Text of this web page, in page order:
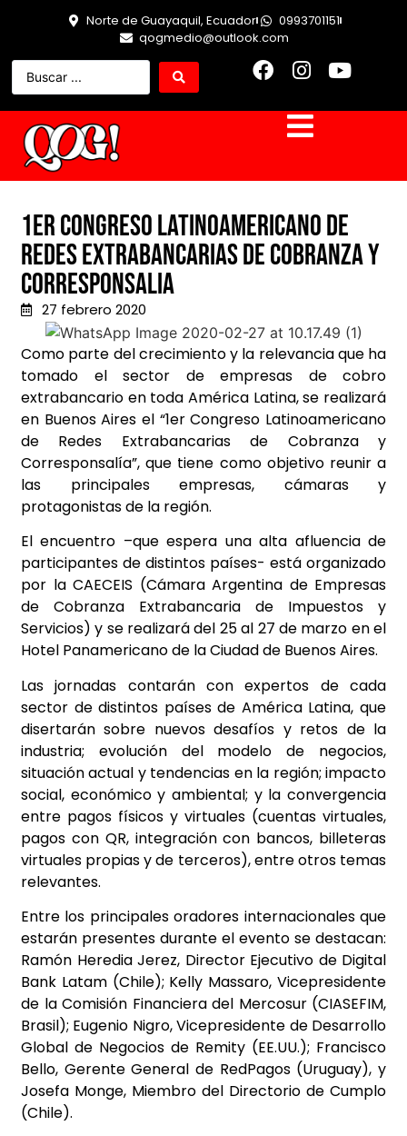
Norte de Guayaquil, Ecuador
0993701151
qogmedio@outlook.com
1er CONGRESO LATINOAMERICANO DE
REDES EXTRABANCARIAS DE COBRANZA Y
CORRESPONSALIA
27 febrero 2020
Como parte del crecimiento y la relevancia que ha
tomado el sector de empresas de cobro
extrabancario en toda América Latina, se realizará
en Buenos Aires el “1er Congreso Latinoamericano
de Redes Extrabancarias de Cobranza y
Corresponsalía”, que tiene como objetivo reunir a
las principales empresas, cámaras y
protagonistas de la región.
El encuentro –que espera una alta afluencia de
participantes de distintos países- está organizado
por la CAECEIS (Cámara Argentina de Empresas
de Cobranza Extrabancaria de Impuestos y
Servicios) y se realizará del 25 al 27 de marzo en el
Hotel Panamericano de la Ciudad de BuenosAires.
Las jornadas contarán con expertos de cada
sector de distintos países de América Latina, que
disertarán sobre nuevos desafíos y retos de la
industria; evolución del modelo de negocios,
situación actual y tendencias en la región; impacto
social, económico y ambiental; y la convergencia
entre pagos físicos y virtuales (cuentas virtuales,
pagos con QR, integración con bancos, billeteras
virtuales propias y de terceros), entre otros temas
relevantes.
Entre los principales oradores internacionales que
estarán presentes durante el evento se destacan:
Ramón Heredia Jerez, Director Ejecutivo de Digital
Bank Latam (Chile); Kelly Massaro, Vicepresidente
de la Comisión Financiera del Mercosur (CIASEFIM,
Brasil); Eugenio Nigro,Vicepresidente de Desarrollo
Global de Negocios de Remity (EE.UU.); Francisco
Bello, GerenteGeneral de RedPagos (Uruguay), y
Josefa Monge, Miembro del Directorio de Cumplo
(Chile).